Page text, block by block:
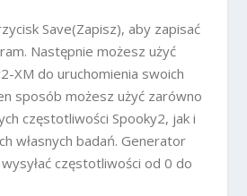
Save(Zapisz), aby zapisać
Następnie możesz użyć
XM do uruchomienia swoich
sposób możesz użyć zarówno
częstotliwości Spooky2, jak i
własnych badań. Generator
częstotliwości od 0 do